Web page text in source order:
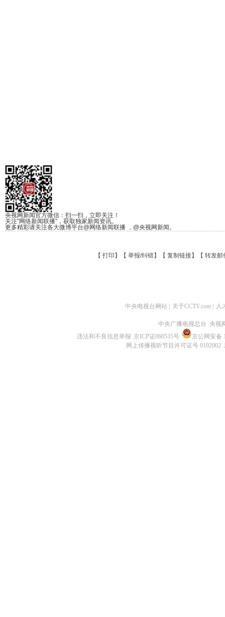
央视网新闻官方微信：扫一扫，立即关注！
关注"网络新闻联播"，获取独家新闻资讯。
更多精彩请关注各大微博平台@网络新闻联播 ，@央视网新闻。
【 打印 】【 举报/纠错】【 复制链接】【 转发邮
中央电视台网站 关于CCTV.com 人
中央广播电视总台 央视
违法和不良信息举报 京ICP证060535号
京公网安备
网上传播视听节目许可证号 0102002